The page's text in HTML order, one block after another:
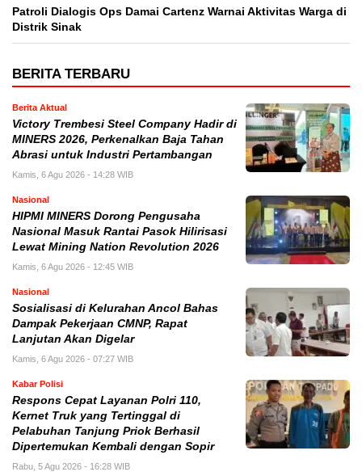
Patroli Dialogis Ops Damai Cartenz Warnai Aktivitas Warga di
Distrik Sinak
BERITA TERBARU
Berita Aktual
Victory Trembesi Steel Company Hadir di
MINERS 2026, Perkenalkan Baja Tahan
Abrasi untuk Industri Pertambangan
Kamis, 6 Agu 2026 - 14:28 WIB
Nasional
HIPMI MINERS Dorong Pengusaha
Nasional Masuk Rantai Pasok Hilirisasi
Lewat Mining Nation Revolution 2026
Kamis, 6 Agu 2026 - 12:45 WIB
Nasional
Sosialisasi di Kelurahan Ancol Bahas
Dampak Pekerjaan CMNP, Rapat
Lanjutan Akan Digelar
Kamis, 6 Agu 2026 - 07:27 WIB
Kabar Polisi
Respons Cepat Layanan Polri 110,
Kernet Truk yang Tertinggal di
Pelabuhan Tanjung Priok Berhasil
Dipertemukan Kembali dengan Sopir
Rabu, 5 Agu 2026 - 16:28 WIB